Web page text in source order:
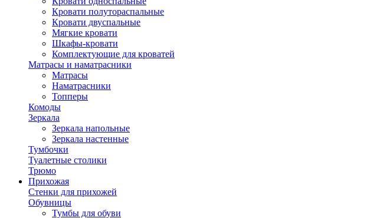
Кровати полутораспальные
Кровати двуспальные
Мягкие кровати
Шкафы-кровати
Комплектующие для кроватей
Матрасы и наматрасники
Матрасы
Наматрасники
Топперы
Комоды
Зеркала
Зеркала напольные
Зеркала настенные
Тумбочки
Туалетные столики
Трюмо
Прихожая
Стенки для прихожей
Обувницы
Тумбы для обуви